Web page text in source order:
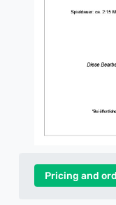
Pricing and